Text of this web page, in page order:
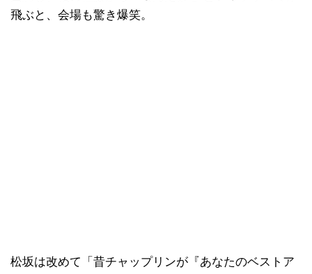
飛ぶと、会場も驚き爆笑。
松坂は改めて「昔チャップリンが『あなたのベストア